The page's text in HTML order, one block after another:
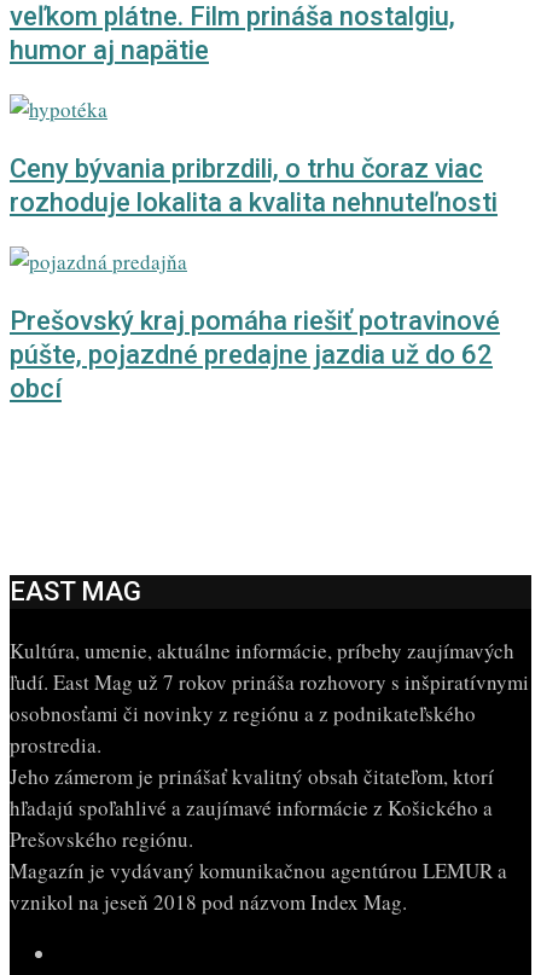
veľkom plátne. Film prináša nostalgiu,
humor aj napätie
Ceny bývania pribrzdili, o trhu čoraz viac
rozhoduje lokalita a kvalita nehnuteľnosti
Prešovský kraj pomáha riešiť potravinové
púšte, pojazdné predajne jazdia už do 62
obcí
EAST MAG
Kultúra, umenie, aktuálne informácie, príbehy zaujímavých
ľudí. East Mag už 7 rokov prináša rozhovory s inšpiratívnymi
osobnosťami či novinky z regiónu a z podnikateľského
prostredia.
Jeho zámerom je prinášať kvalitný obsah čitateľom, ktorí
hľadajú spoľahlivé a zaujímavé informácie z Košického a
Prešovského regiónu.
Magazín je vydávaný komunikačnou agentúrou LEMUR a
vznikol na jeseň 2018 pod názvom Index Mag.